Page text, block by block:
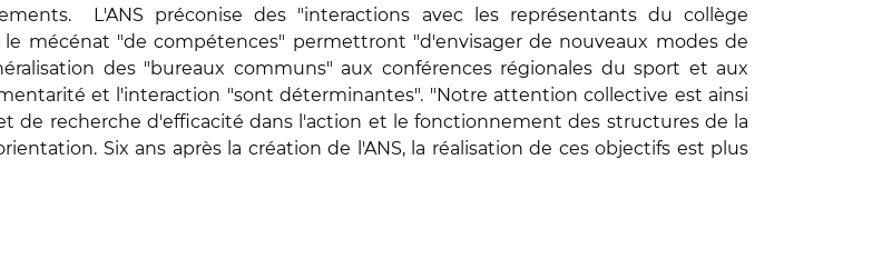
L'ANS préconise des "interactions avec les représentants du collège
mécénat "de compétences" permettront "d'envisager de nouveaux modes de
des "bureaux communs" aux conférences régionales du sport et aux
et l'interaction "sont déterminantes". "Notre attention collective est ainsi
de recherche d'efficacité dans l'action et le fonctionnement des structures de la
Six ans après la création de l'ANS, la réalisation de ces objectifs est plus